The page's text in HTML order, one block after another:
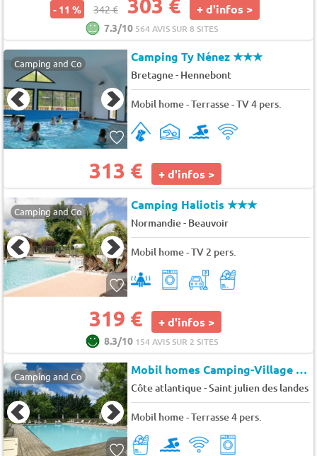
- 11 % 342 € + d'infos >
7.3/10 564 AVIS SUR 8 SITES
Camping and Co Camping Ty Nénez★★★
Bretagne- Hennebont
Mobil home - Terrasse - TV 4 pers.
313 € + d'infos >
Camping and Co Camping Haliotis★★★
Normandie- Beauvoir
Mobil home - TV 2 pers.
319 € + d'infos >
8.3/10 154 AVIS SUR 2 SITES
Camping and Co Mobil homes Camping-Village Château la Forêt
Côte atlantique-Saint julien des landes
Mobil home - Terrasse 4 pers.